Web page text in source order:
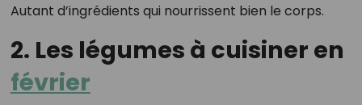
Autant d’ingrédients qui nourrissent bien le corps.
2. Les légumes à cuisiner en
février